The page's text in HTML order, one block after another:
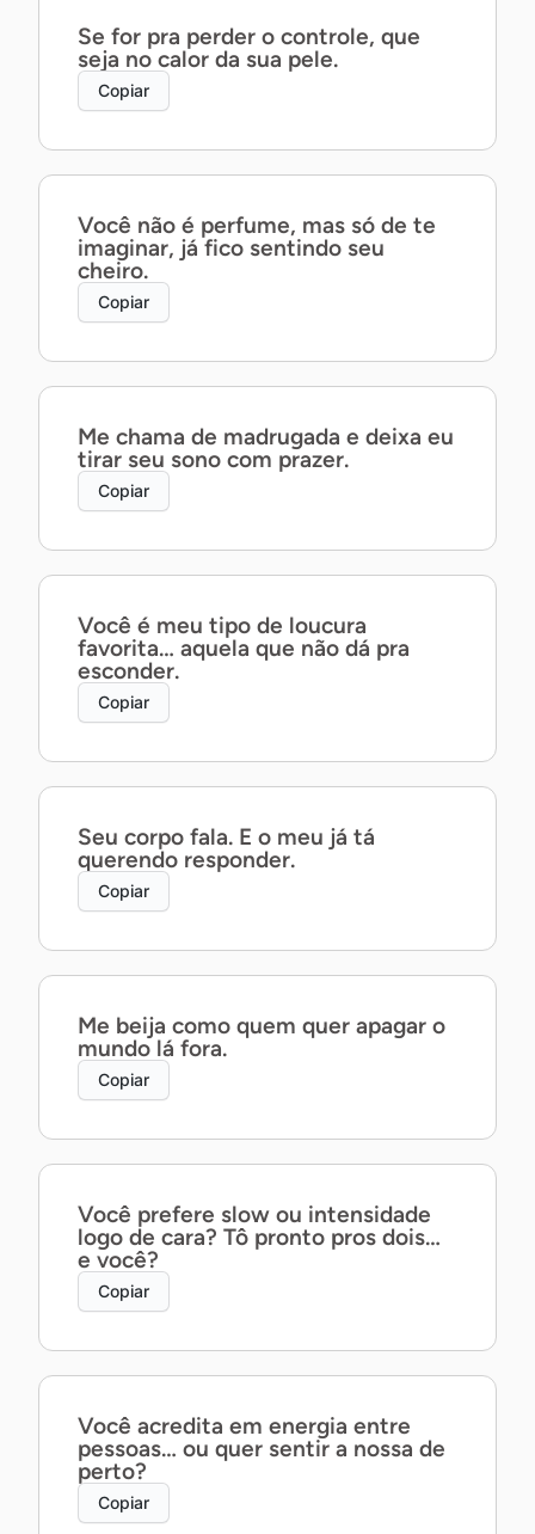
Se for pra perder o controle, que
seja no calor da sua pele.
Copiar
Você não é perfume, mas só de te
imaginar, já fico sentindo seu
cheiro.
Copiar
Me chama de madrugada e deixa eu
tirar seu sono com prazer.
Copiar
Você é meu tipo de loucura
favorita… aquela que não dá pra
esconder.
Copiar
Seu corpo fala. E o meu já tá
querendo responder.
Copiar
Me beija como quem quer apagar o
mundo lá fora.
Copiar
Você prefere slow ou intensidade
logo de cara? Tô pronto pros dois…
e você?
Copiar
Você acredita em energia entre
pessoas… ou quer sentir a nossa de
perto?
Copiar